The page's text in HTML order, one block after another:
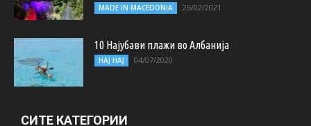
MADE IN MACEDONIA 26/02/2021
10 Најубави плажи во Албанија
НАЈ НАЈ 04/07/2020
СИТЕ КАТЕГОРИИ